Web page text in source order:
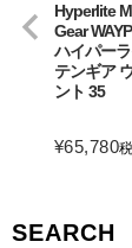
SEARCH
Hyperlite
Gear
ハイパー
テンギア
ント 35
¥65,780